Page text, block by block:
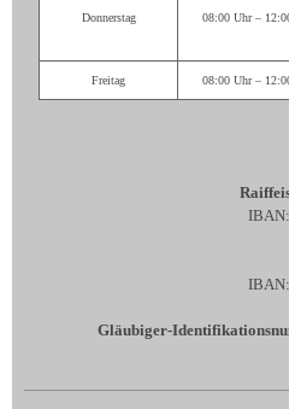
Donnerstag 08:00 Uhr –
Freitag 08:00 Uhr –
Gläubiger-